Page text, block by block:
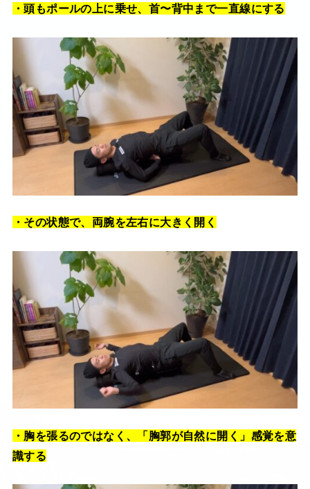
・頭もポールの上に乗せ、首〜背中まで一直線にする
・その状態で、両腕を左右に大きく開く
・胸を張るのではなく、「胸郭が自然に開く」感覚を意
識する